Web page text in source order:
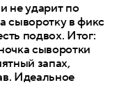
не ударит по
сыворотку в фикс
подвох. Итог:
сыворотки
запах,
Идеальное